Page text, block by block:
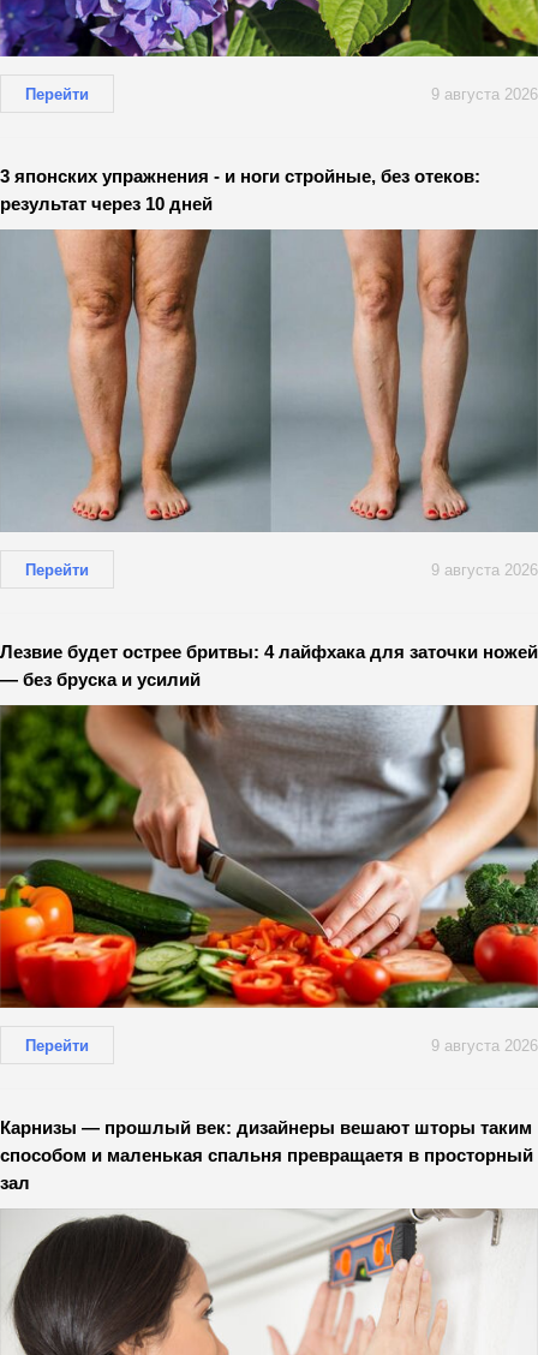
Перейти 9 августа 2026
3 японских упражнения - и ноги стройные, без отеков:
результат через 10 дней
Перейти 9 августа 2026
Лезвие будет острее бритвы: 4 лайфхака для заточки ножей
— без бруска и усилий
Перейти 9 августа 2026
Карнизы — прошлый век: дизайнеры вешают шторы таким
способом и маленькая спальня превращаетя в просторный
зал